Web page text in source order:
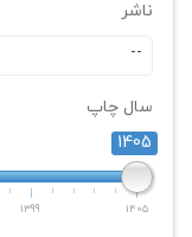
ناشر
--
سال چاپ
1405
1399 1405